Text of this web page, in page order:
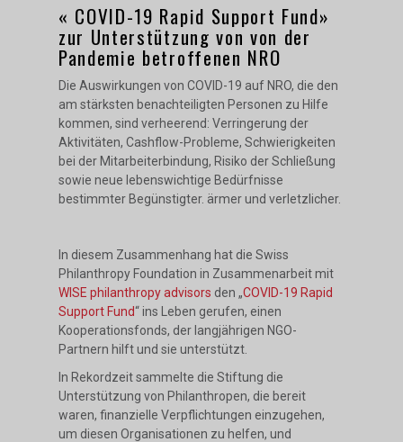
« COVID-19 Rapid Support Fund»
zur Unterstützung von von der
Pandemie betroffenen NRO
Die Auswirkungen von COVID-19 auf NRO, die den
am stärksten benachteiligten Personen zu Hilfe
kommen, sind verheerend: Verringerung der
Aktivitäten, Cashflow-Probleme, Schwierigkeiten
bei der Mitarbeiterbindung, Risiko der Schließung
sowie neue lebenswichtige Bedürfnisse
bestimmter Begünstigter. ärmer und verletzlicher.
In diesem Zusammenhang hat die Swiss
Philanthropy Foundation in Zusammenarbeit mit
WISE philanthropy advisors den „COVID-19 Rapid
Support Fund“ ins Leben gerufen, einen
Kooperationsfonds, der langjährigen NGO-
Partnern hilft und sie unterstützt.
In Rekordzeit sammelte die Stiftung die
Unterstützung von Philanthropen, die bereit
waren, finanzielle Verpflichtungen einzugehen,
um diesen Organisationen zu helfen, und